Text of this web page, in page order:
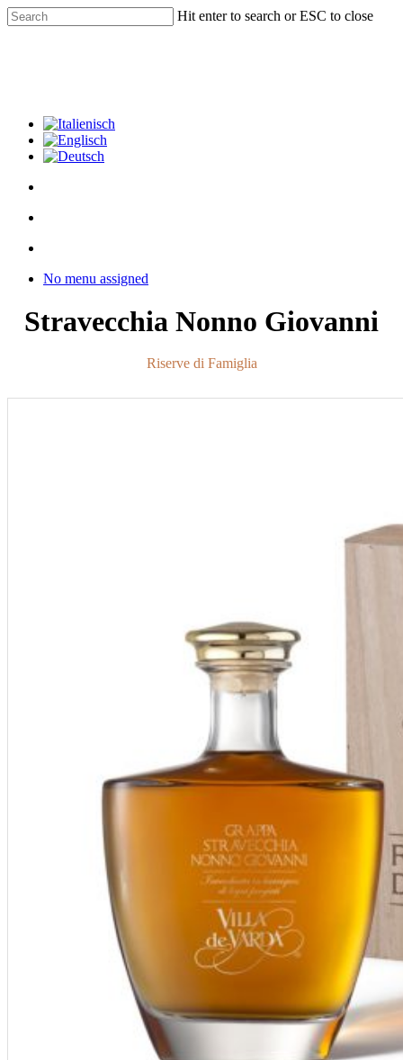
Skip
to
Hit enter to search or ESC to close
Menu
search
Menu No menu assigned
Stravecchia Nonno Giovanni
Riserve di Famiglia